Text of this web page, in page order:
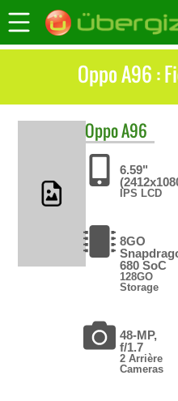
Oppo A96 :
OppoA96
6.59"
IPS LCD
8GO
680 SoC
128GO
Storage
48-MP,
f/1.7
2 Arrière
Cameras